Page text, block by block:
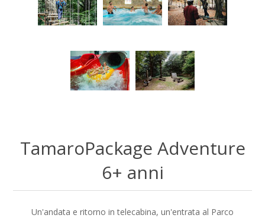
TamaroPackage Adventure
6+ anni
Un'andata e ritorno in telecabina, un'entrata al Parco